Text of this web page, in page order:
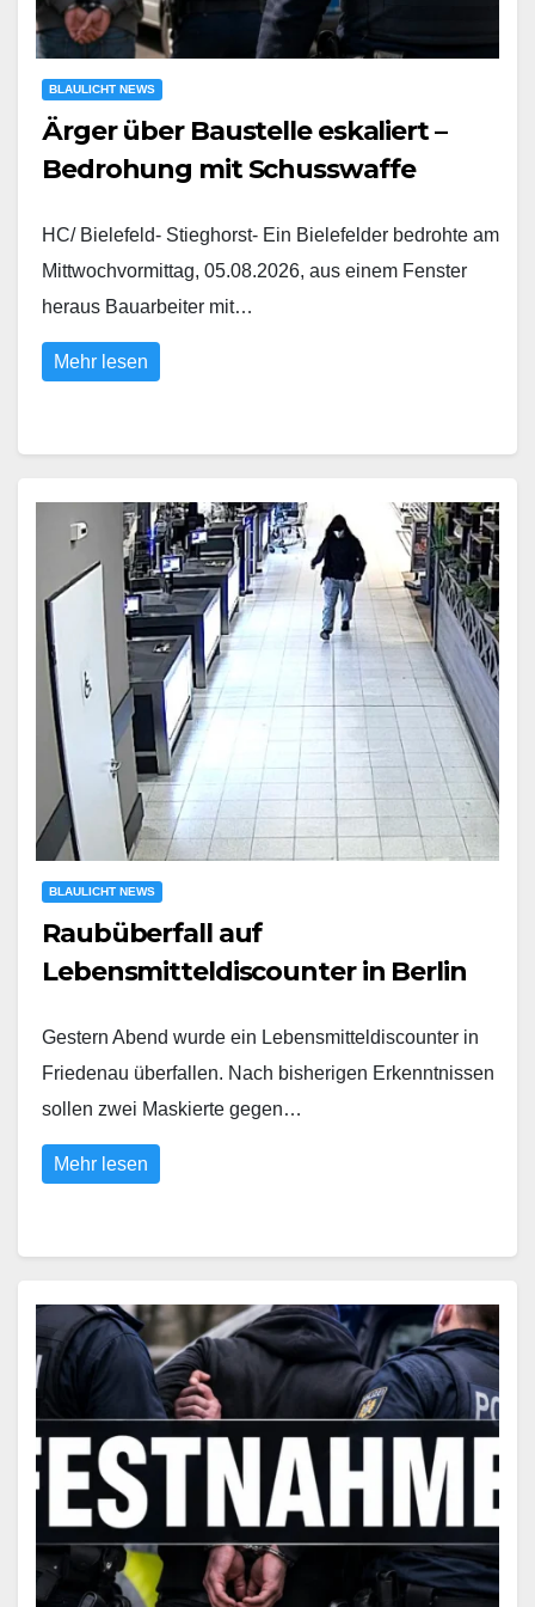
BLAULICHT NEWS
Ärger über Baustelle eskaliert –
Bedrohung mit Schusswaffe
HC/ Bielefeld- Stieghorst- Ein Bielefelder bedrohte am
Mittwochvormittag, 05.08.2026, aus einem Fenster
heraus Bauarbeiter mit…
Mehr lesen
BLAULICHT NEWS
Raubüberfall auf
Lebensmitteldiscounter in Berlin
Gestern Abend wurde ein Lebensmitteldiscounter in
Friedenau überfallen. Nach bisherigen Erkenntnissen
sollen zwei Maskierte gegen…
Mehr lesen